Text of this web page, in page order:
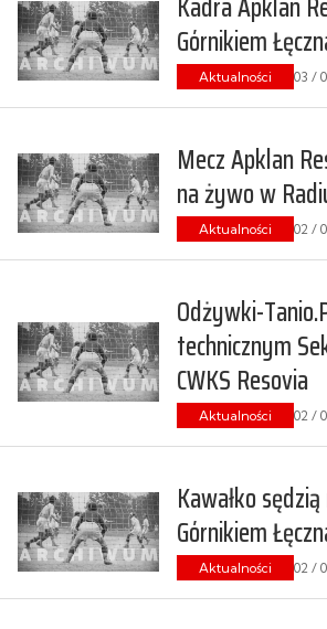
Górnikiem
Aktualności 03 /
Mecz Apklan
na żywo w
Aktualności 02 /
Odżywki-
technicznym
CWKS Resovia
Aktualności 02 /
Kawałko
Górnikiem
Aktualności 02 /